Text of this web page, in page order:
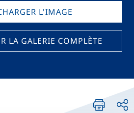
L'IMAGE
LA GALERIE COMPLÈTE